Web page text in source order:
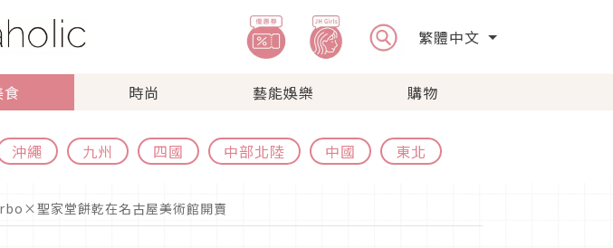
繁體中文
食 時尚 藝能娛樂 購物
沖繩 九州 四國 中部北陸 中國 東北
聖家堂餅乾在名古屋美術館開賣